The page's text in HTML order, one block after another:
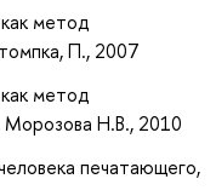
метод
П., 2007
метод
Морозова Н.В., 2010
печатающего,